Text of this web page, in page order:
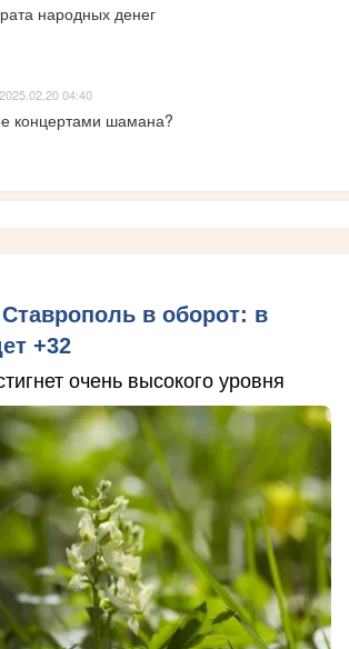
народных денег
2025.02.20 04:40
концертами шамана?
в оборот: в
+32
очень высокого уровня